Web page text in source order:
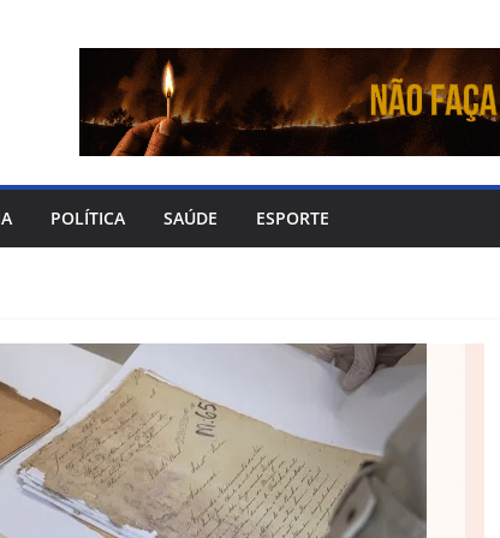
POLÍTICA SAÚDE ESPORTE